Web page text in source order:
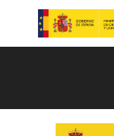
Pasar al contenido